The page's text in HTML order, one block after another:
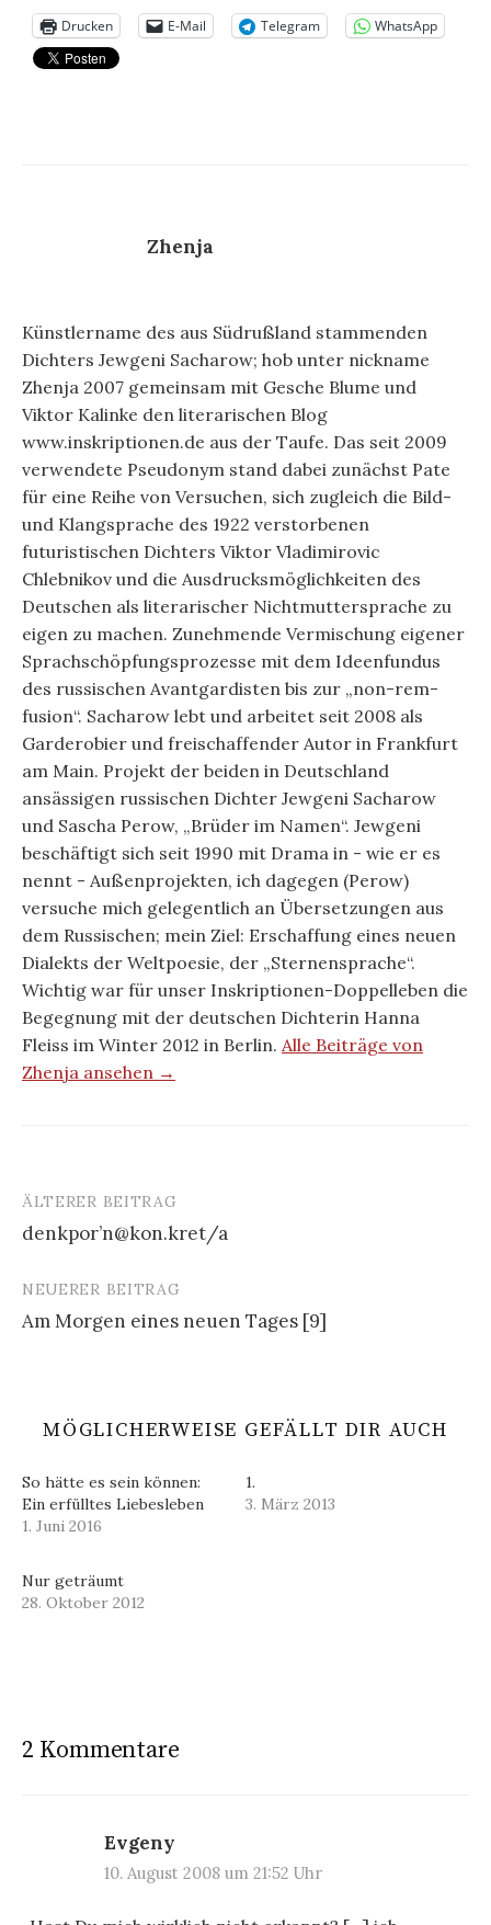
Drucken E-Mail Telegram WhatsApp
Zhenja
Künstlername des aus Südrußland stammenden
Dichters Jewgeni Sacharow; hob unter nickname
Zhenja 2007 gemeinsam mit Gesche Blume und
Viktor Kalinke den literarischen Blog
www.inskriptionen.de aus der Taufe. Das seit 2009
verwendete Pseudonym stand dabei zunächst Pate
für eine Reihe von Versuchen, sich zugleich die Bild-
und Klangsprache des 1922 verstorbenen
futuristischen Dichters Viktor Vladimirovic
Chlebnikov und die Ausdrucksmöglichkeiten des
Deutschen als literarischer Nichtmuttersprache zu
eigen zu machen. Zunehmende Vermischung eigener
Sprachschöpfungsprozesse mit dem Ideenfundus
des russischen Avantgardisten bis zur „non-rem-
fusion“. Sacharow lebt und arbeitet seit 2008 als
Garderobier und freischaffender Autor in Frankfurt
am Main. Projekt der beiden in Deutschland
ansässigen russischen Dichter Jewgeni Sacharow
und Sascha Perow, „Brüder im Namen“. Jewgeni
beschäftigt sich seit 1990 mit Drama in - wie er es
nennt - Außenprojekten, ich dagegen (Perow)
versuche mich gelegentlich an Übersetzungen aus
dem Russischen; mein Ziel: Erschaffung eines neuen
Dialekts der Weltpoesie, der „Sternensprache“.
Wichtig war für unser Inskriptionen-Doppelleben die
Begegnung mit der deutschen Dichterin Hanna
Fleiss im Winter 2012 in Berlin. Alle Beiträge von
Zhenja ansehen →
Beitrags-
Navigation
ÄLTERER BEITRAG
denkpor’n@kon.kret/a
NEUERER BEITRAG
Am Morgen eines neuen Tages [9]
MÖGLICHERWEISE GEFÄLLT DIR AUCH
So hätte es sein können:
Ein erfülltes Liebesleben
1. Juni 2016
1.
3. März 2013
Nur geträumt
28. Oktober 2012
2 Kommentare
Evgeny
10. August 2008 um 21:52 Uhr